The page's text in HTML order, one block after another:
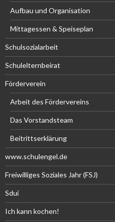
Aufbau und Organisation
Mittagessen & Speiseplan
Schulsozialarbeit
Schulelternbeirat
Förderverein
Arbeit des Fördervereins
Das Vorstandsteam
Beitrittserklärung
www.schulengel.de
Freiwilliges Soziales Jahr (FSJ)
Sdui
Ich kann kochen!